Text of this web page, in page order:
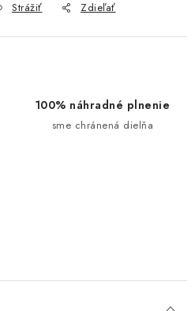
Strážiť Zdieľať
100% náhradné plnenie
sme chránená dielňa